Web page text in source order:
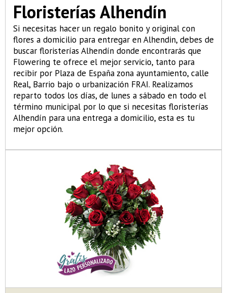
Floristerías Alhendín
Si necesitas hacer un regalo bonito y original con
flores a domicilio para entregar en Alhendin, debes de
buscar floristerías Alhendín donde encontrarás que
Flowering te ofrece el mejor servicio, tanto para
recibir por Plaza de España zona ayuntamiento, calle
Real, Barrio bajo o urbanización FRAI. Realizamos
reparto todos los días, de lunes a sábado en todo el
término municipal por lo que si necesitas floristerías
Alhendín para una entrega a domicilio, esta es tu
mejor opción.